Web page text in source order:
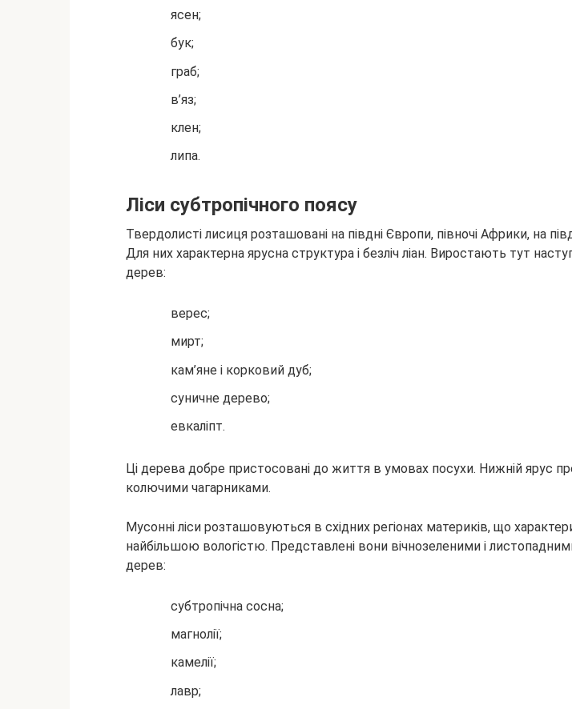
ясен;
бук;
граб;
в’яз;
клен;
липа.
Ліси субтропічного поясу
Твердолисті лисиця розташовані на півдні Європи, півночі Африки, на
Для них характерна ярусна структура і безліч ліан. Виростають тут
дерев:
верес;
мирт;
кам’яне і корковий дуб;
суничне дерево;
евкаліпт.
Ці дерева добре пристосовані до життя в умовах посухи. Нижній ярус
колючими чагарниками.
Мусонні ліси розташовуються в східних регіонах материків, що
найбільшою вологістю. Представлені вони вічнозеленими і
дерев:
субтропічна сосна;
магнолії;
камелії;
лавр;